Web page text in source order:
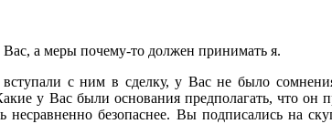
а меры почему-то должен принимать я.
с ним в сделку, у Вас не было
у Вас были основания предполагать, что он
несравненно безопаснее. Вы подписались на